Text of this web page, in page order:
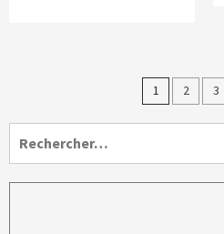
1 2 3